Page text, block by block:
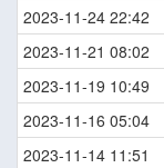
2023-11-24 22:42
2023-11-21 08:02
2023-11-19 10:49
2023-11-16 05:04
2023-11-14 11:51